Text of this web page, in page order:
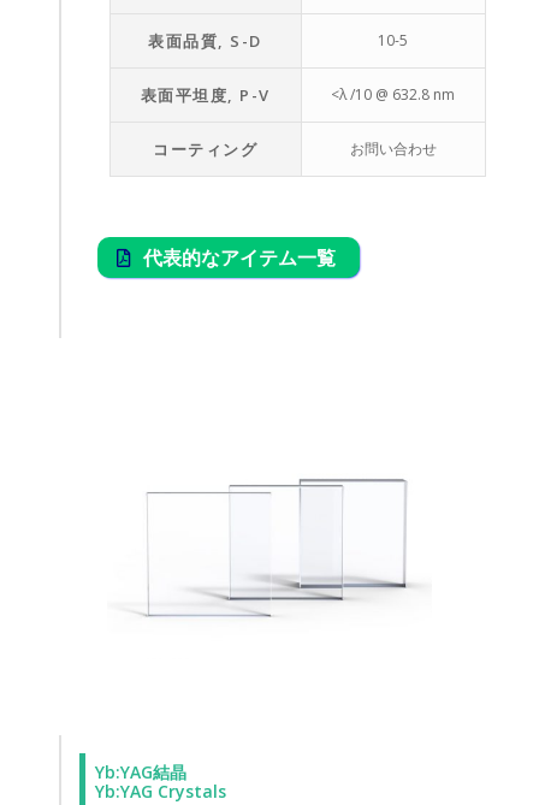
表面品質, S-D 10-5
表面平坦度, P-V <λ /10 @ 632.8 nm
コーティング お問い合わせ
代表的なアイテム一覧
Yb:YAG結晶
Yb:YAG Crystals